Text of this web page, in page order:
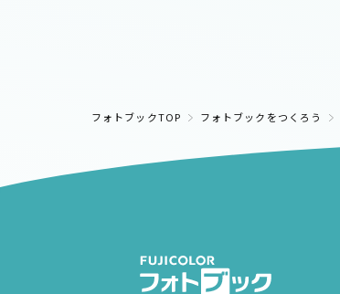
フォトブックTOP フォトブックをつくろう